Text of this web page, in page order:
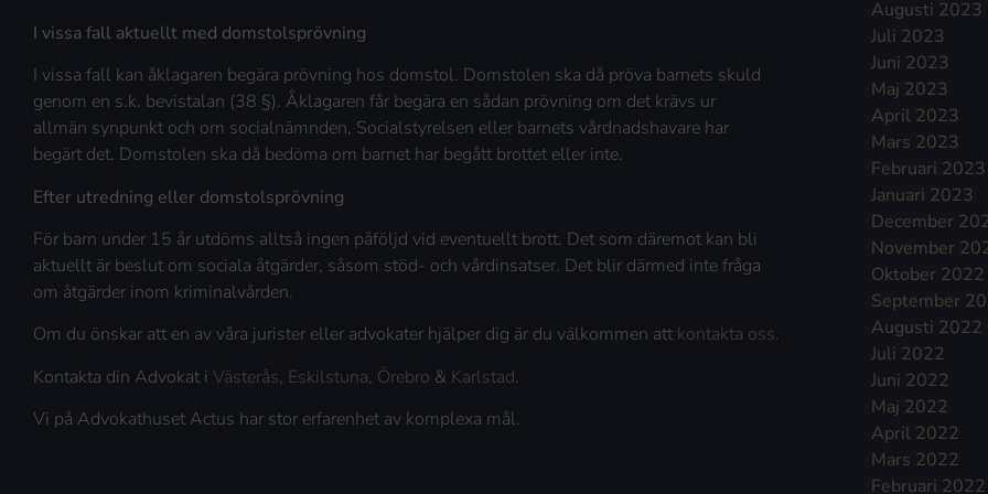
I vissa fall aktuellt med domstolsprövning
I vissa fall kan åklagaren begära prövning hos domstol. Domstolen ska då pröva barnets skuld
genom en s.k. bevistalan (38 §). Åklagaren får begära en sådan prövning om det krävs ur
allmän synpunkt och om socialnämnden, Socialstyrelsen eller barnets vårdnadshavare har
begärt det. Domstolen ska då bedöma om barnet har begått brottet eller inte.
Efter utredning eller domstolsprövning
För barn under 15 år utdöms alltså ingen påföljd vid eventuellt brott. Det som däremot kan bli
aktuellt är beslut om sociala åtgärder, såsom stöd- och vårdinsatser. Det blir därmed inte fråga
om åtgärder inom kriminalvården.
Om du önskar att en av våra jurister eller advokater hjälper dig är du välkommen att kontakta oss.
Kontakta din Advokat i Västerås, Eskilstuna, Örebro & Karlstad.
Vi på Advokathuset Actus har stor erfarenhet av komplexa mål.
Augusti 2023
Juli 2023
Juni 2023
Maj 2023
April 2023
Mars 2023
Februari 2023
Januari 2023
December
November
Oktober 2022
September
Augusti 2022
Juli 2022
Juni 2022
Maj 2022
April 2022
Mars 2022
Februari 2022